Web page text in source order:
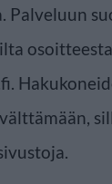
Palveluun
osoitteesta